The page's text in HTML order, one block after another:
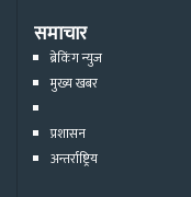
समाचार
ब्रेकिंग न्युज
मुख्य खबर
प्रशासन
अन्तर्राष्ट्रिय